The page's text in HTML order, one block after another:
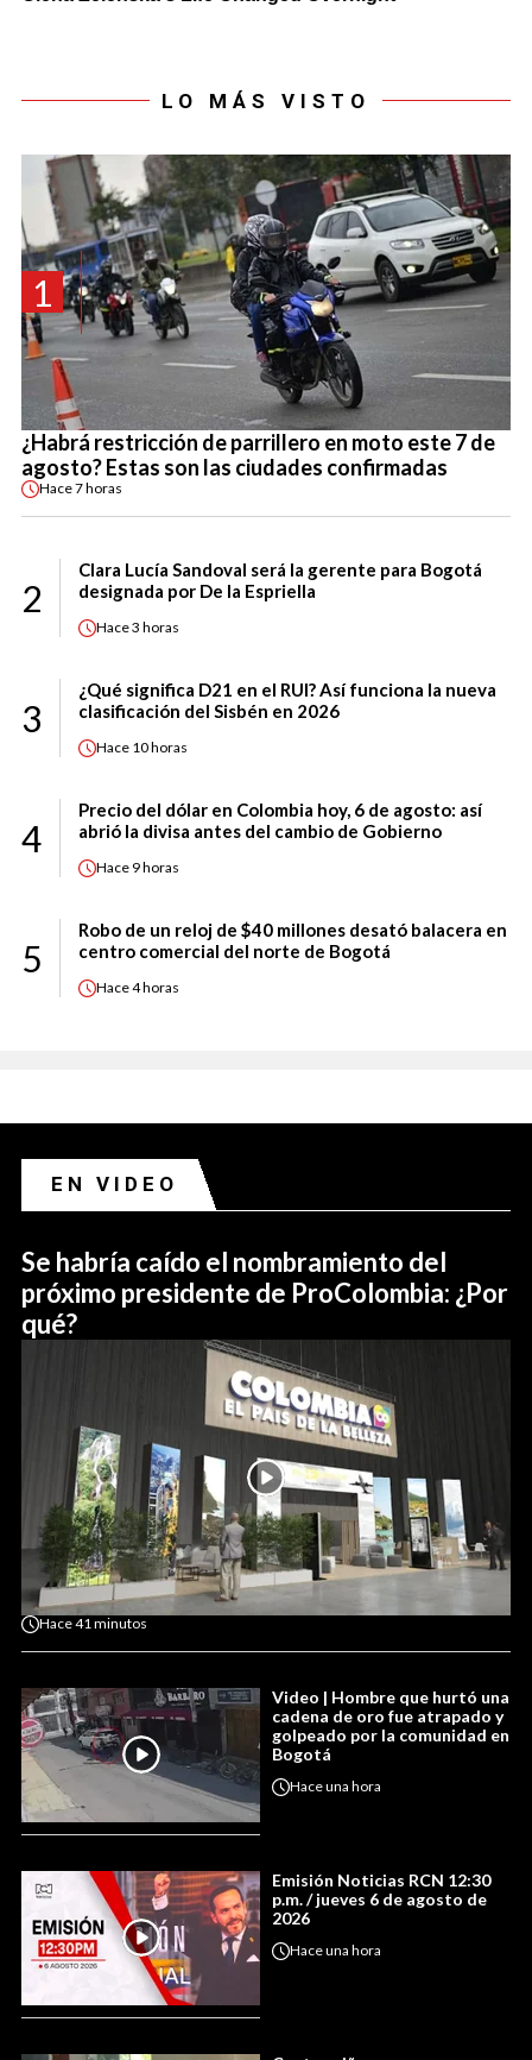
LO MÁS VISTO
1
¿Habrá restricción de parrillero en moto este 7 de
agosto? Estas son las ciudades confirmadas
Hace7 horas
2
Clara Lucía Sandoval será la gerente para Bogotá
designada por De la Espriella
Hace3 horas
3
¿Qué significa D21 en el RUI? Así funciona la nueva
clasificación del Sisbén en 2026
Hace 10 horas
4
Precio del dólar en Colombia hoy, 6 de agosto: así
abrió la divisa antes del cambio de Gobierno
Hace 9 horas
5
Robo de un reloj de $40 millones desató balacera en
centro comercial del norte de Bogotá
Hace4 horas
EN VIDEO
Se habría caído el nombramiento del
próximo presidente de ProColombia: ¿Por
qué?
Hace41 minutos
Video | Hombre que hurtó una
cadena de oro fue atrapado y
golpeado por la comunidad en
Bogotá
Haceuna hora
Emisión Noticias RCN 12:30
p.m. / jueves 6 de agosto de
2026
Haceuna hora